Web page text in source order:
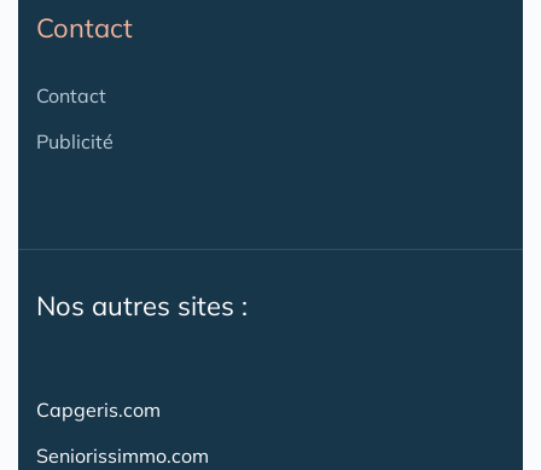
Contact
Contact
Publicité
Nos autres sites :
Capgeris.com
Seniorissimmo.com